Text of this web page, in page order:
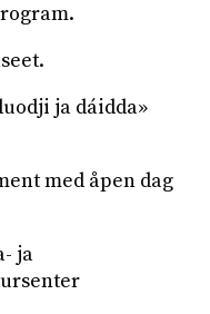
ja dáidda»
med åpen dag
ja